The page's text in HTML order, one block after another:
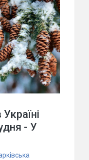
- У